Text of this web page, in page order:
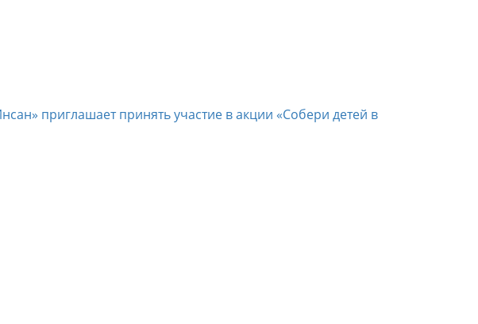
приглашает принять участие в акции «Собери детей в